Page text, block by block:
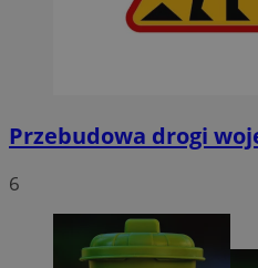
Przebudowa drogi
6